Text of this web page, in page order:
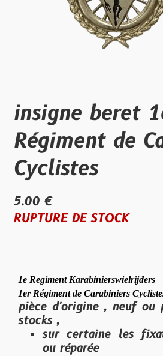
insigne beret
Régiment de
Cyclistes
5.00 €
RUPTURE DE STOCK
1e Regiment Karabinierswielrijders
1er Régiment de Carabiniers
pièce d'origine , neuf ou
stocks ,
sur certaine les
ou réparée